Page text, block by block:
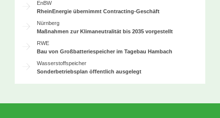
EnBW
RheinEnergie übernimmt Contracting-Geschäft
Nürnberg
Maßnahmen zur Klimaneutralität bis 2035 vorgestellt
RWE
Bau von Großbatteriespeicher im Tagebau Hambach
Wasserstoffspeicher
Sonderbetriebsplan öffentlich ausgelegt